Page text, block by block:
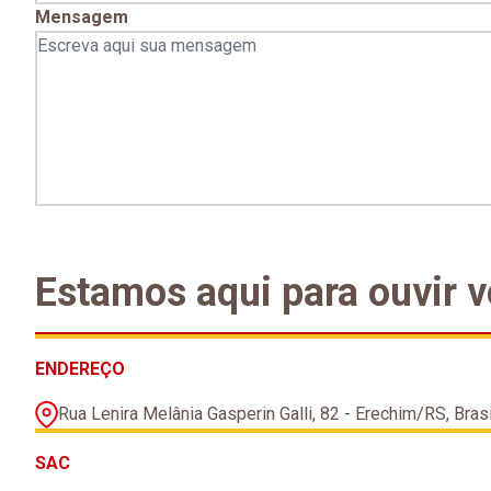
Estamos aqui para ouvir
ENDEREÇO
Rua Lenira Melânia Gasperin Galli, 82 - Erechim/RS,
SAC
Mensagem